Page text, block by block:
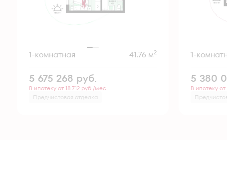
1-комнатная 41.76 м2
5 675 268 руб.
В ипотеку от 18 712 руб./мес.
Предчистовая отделка
1-
5 380
В ипотеку